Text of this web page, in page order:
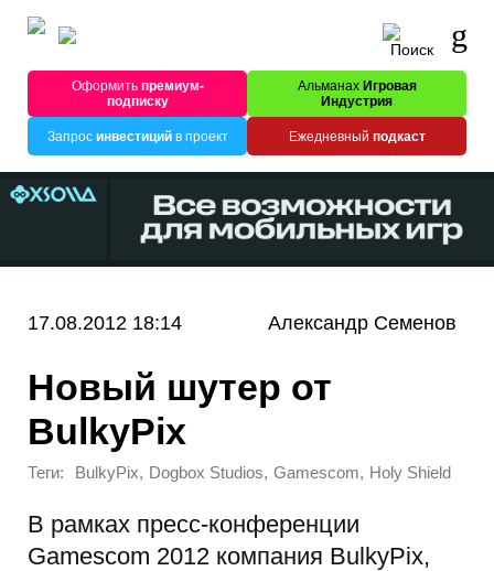
Оформитьпремиум-
подписку
Альманах Игровая
Индустрия
Запрос инвестицийв проект Ежедневный подкаст
17.08.2012 18:14 Александр Семенов
Новый шутер от
BulkyPix
Теги: BulkyPix, Dogbox Studios, Gamescom, Holy Shield
В рамках пресс-конференции
Gamescom 2012 компания BulkyPix,